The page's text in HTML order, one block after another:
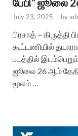
July 23, 2025 - by
பிரசாத் – கிருத்தி
கூட்டணியில்
படத்தில்
ஜூலை 26 ஆம் தேதி
மூலம் …